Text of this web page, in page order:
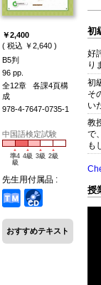
￥2,400
( 税込 ￥2,640 )
B5判
96 pp.
全12章
各課4頁構
成
978-4-7647-0735-1
中国語検定試験
準4
級
4級 3級 2級
先生用付属品 :
おすすめテキスト
初
好
り
初
そ
い
教
で
も
授